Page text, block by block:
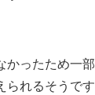
ったため一
られるそうで